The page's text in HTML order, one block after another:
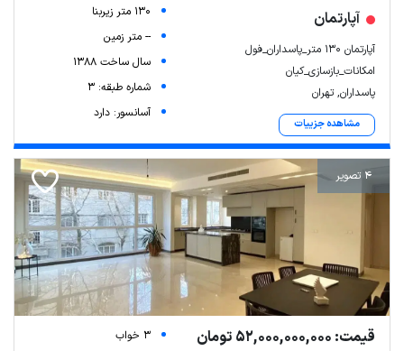
آپارتمان
آپارتمان ۱۳۰ متر_پاسداران_فول
امکانات_بازسازی_کیان
پاسداران, تهران
مشاهده جزییات
130 متر زیربنا
-- متر زمین
سال ساخت 1388
شماره طبقه: 3
آسانسور: دارد
4 تصویر
قیمت: 52,000,000,000 تومان
3 خواب